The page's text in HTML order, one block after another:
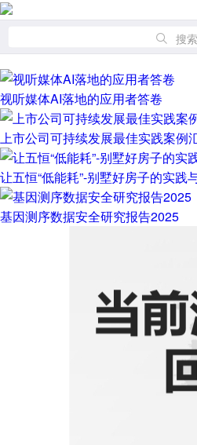
搜索
视听媒体AI落地的应用者答卷
上市公司可持续发展最佳实践案例
让五恒“低能耗”-别墅好房子的实践
基因测序数据安全研究报告2025